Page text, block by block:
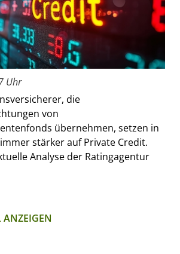
Uhr
die
von
übernehmen, setzen in
stärker auf Private Credit.
Analyse der Ratingagentur
ANZEIGEN